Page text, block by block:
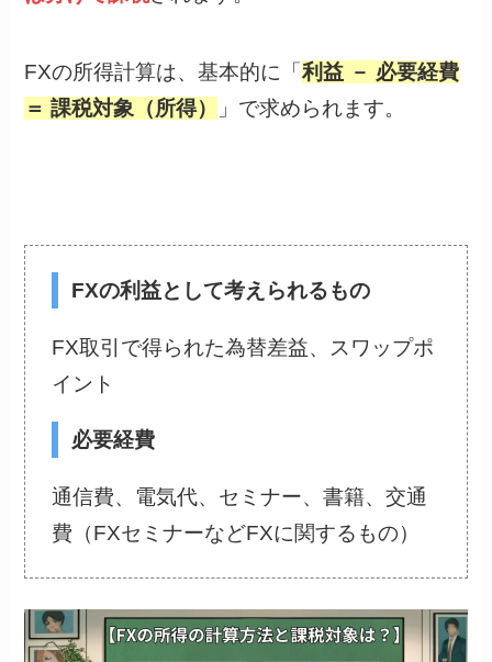
FXの所得計算は、基本的に「利益 － 必要経費
＝ 課税対象（所得）
」で求められます。
FXの利益として考えられるもの
FX取引で得られた為替差益、スワップポ
イント
必要経費
通信費、電気代、セミナー、書籍、交通
費（FXセミナーなどFXに関するもの）